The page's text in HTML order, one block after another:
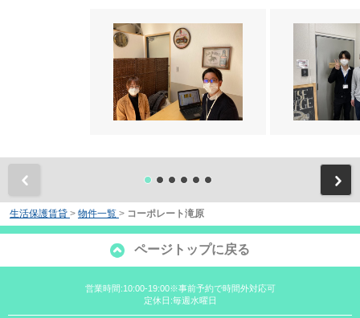
生活保護賃貸 > 物件一覧 > コーポレート滝原
ページトップに戻る
営業時間:10:00-19:00※事前予約で時間外対応可
定休日:毎週水曜日